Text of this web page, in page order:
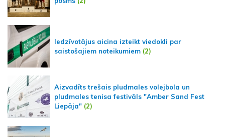
Iedzīvotājus aicina izteikt viedokli par
saistošajiem noteikumiem (2)
Aizvadīts trešais pludmales volejbola un
pludmales tenisa festivāls "Amber Sand Fest
Liepāja" (2)